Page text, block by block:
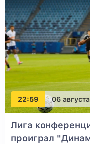
22:59 06
Лига
проиграл